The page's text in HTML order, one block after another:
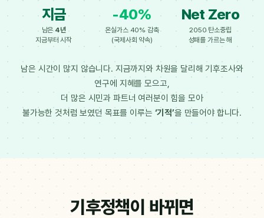
지금 -40% Net Zero
남은4년
지금부터 시작
온실가스 40% 감축
(국제사회 약속)
2050 탄소중립
성패를 가르는 해
남은 시간이 많지 않습니다. 지금까지와 차원을 달리해 기후조사와
연구에 지혜를 모으고,
더 많은 시민과 파트너 여러분이 힘을 모아
불가능한 것처럼 보였던 목표를 이루는 ‘기적’을 만들어야 합니다.
기후정책이 바뀌면